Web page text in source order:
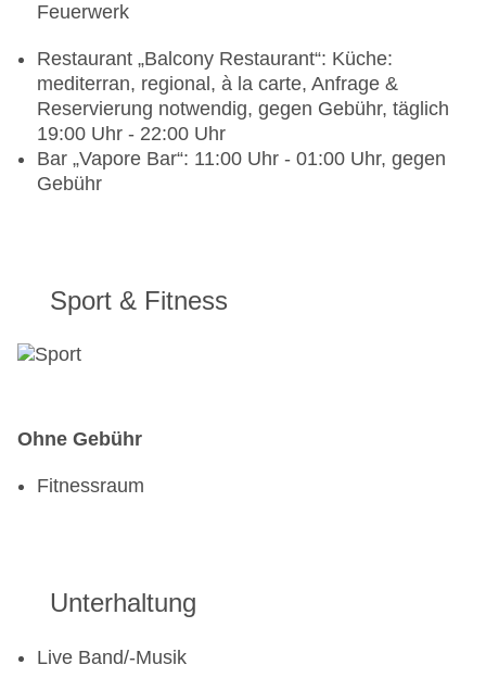
Feuerwerk
Restaurant „Balcony Restaurant“: Küche:
mediterran, regional, à la carte, Anfrage &
Reservierung notwendig, gegen Gebühr, täglich
19:00 Uhr - 22:00 Uhr
Bar „Vapore Bar“: 11:00 Uhr - 01:00 Uhr, gegen
Gebühr
Sport & Fitness
Ohne Gebühr
Fitnessraum
Unterhaltung
Live Band/-Musik